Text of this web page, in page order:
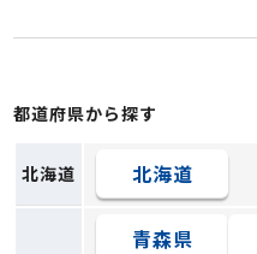
都道府県から探す
北海道 北海道
青森県